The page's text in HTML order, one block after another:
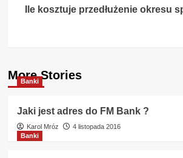
Ile kosztuje przedłużenie okresu
More Stories
Banki
Jaki jest adres do FM Bank ?
Karol Mróz
4 listopada 2016
Banki